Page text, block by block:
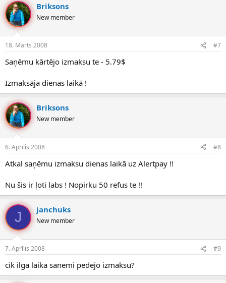
Briksons
New member
18. Marts 2008 #7
Saņēmu kārtējo izmaksu te - 5.79$
Izmaksāja dienas laikā !
Briksons
New member
6. Aprīlis 2008 #8
Atkal saņēmu izmaksu dienas laikā uz Alertpay !!
Nu šis ir ļoti labs ! Nopirku 50 refus te !!
J janchuks
New member
7. Aprīlis 2008 #9
cik ilga laika sanemi pedejo izmaksu?